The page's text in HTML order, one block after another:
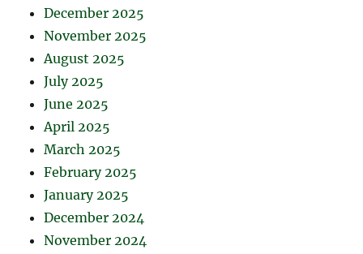
December 2025
November 2025
August 2025
July 2025
June 2025
April 2025
March 2025
February 2025
January 2025
December 2024
November 2024